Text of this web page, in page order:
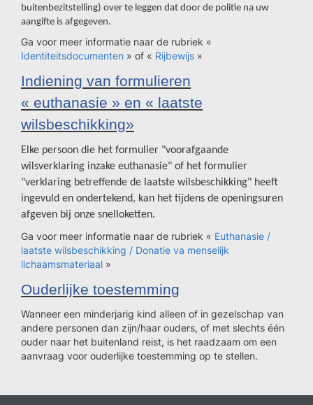
buitenbezitstelling) over te leggen dat door de politie na uw
aangifte is afgegeven.
Ga voor meer informatie naar de rubriek «
Identiteitsdocumenten » of « Rijbewijs »
Indiening van formulieren
« euthanasie » en « laatste
wilsbeschikking»
Elke persoon die het formulier "voorafgaande
wilsverklaring inzake euthanasie" of het formulier
"verklaring betreffende de laatste wilsbeschikking" heeft
ingevuld en ondertekend, kan het tijdens de openingsuren
afgeven bij onze snelloketten.
Ga voor meer informatie naar de rubriek « Euthanasie /
laatste wilsbeschikking / Donatie va menselijk
lichaamsmateriaal »
Ouderlijke toestemming
Wanneer een minderjarig kind alleen of in gezelschap van
andere personen dan zijn/haar ouders, of met slechts één
ouder naar het buitenland reist, is het raadzaam om een
aanvraag voor ouderlijke toestemming op te stellen.